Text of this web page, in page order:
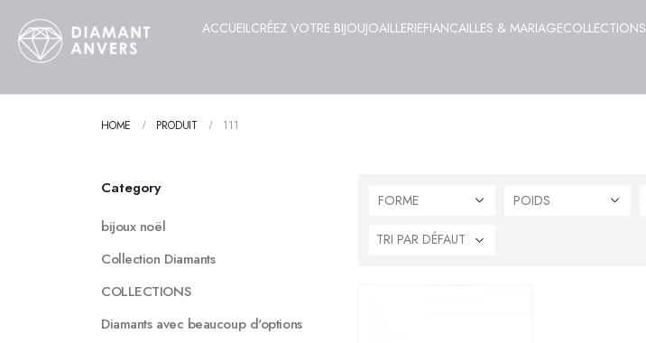
ACCUEILCRÉEZ VOTRE BIJOUJOAILLERIEFIANCAILLES & MARIAGECOLLECTIONS
HOME PRODUIT 111
FORME POIDS
Category
bijoux noël
Collection Diamants
COLLECTIONS
Diamants avec beaucoup d'options